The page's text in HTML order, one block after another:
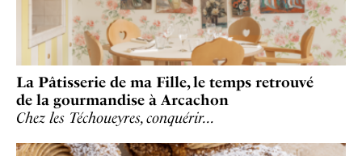
La Pâtisserie de ma Fille, le temps retrouvé
de la gourmandise à Arcachon
Chez les Téchoueyres, conquérir…